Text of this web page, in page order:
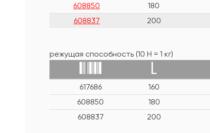
608850
180
608837
200
режущая способность (10 Н = 1 кг)
617686 160
608850
180
608837
200